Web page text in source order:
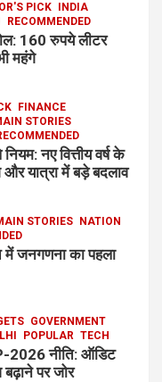
PICK
INDIA
RECOMMENDED
160 रुपये लीटर
महंगे
FINANCE
STORIES
नए वित्तीय वर्ष के
यात्रा में बड़े बदलाव
STORIES
NATION
जनगणना का पहला
GOVERNMENT
POPULAR TECH
2026 नीति: ऑडिट
पर जोर